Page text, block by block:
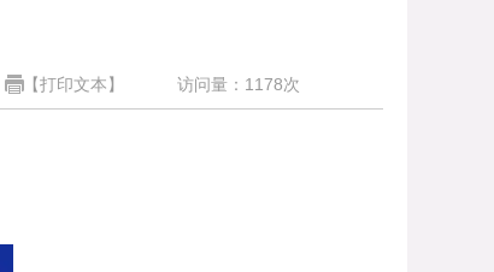
【打印文本】 访问量： 1178次